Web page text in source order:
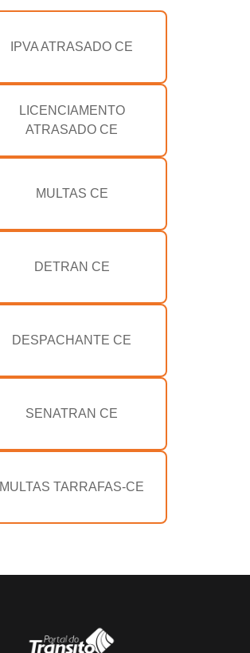
IPVA ATRASADO CE
LICENCIAMENTO
ATRASADO CE
MULTAS CE
DETRAN CE
DESPACHANTE CE
SENATRAN CE
MULTAS TARRAFAS-CE